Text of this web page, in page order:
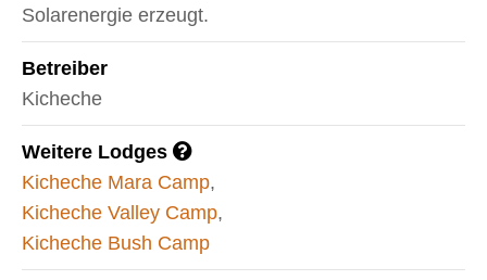
Solarenergie erzeugt.
Betreiber
Kicheche
Weitere Lodges
Kicheche Mara Camp,
Kicheche Valley Camp,
Kicheche Bush Camp